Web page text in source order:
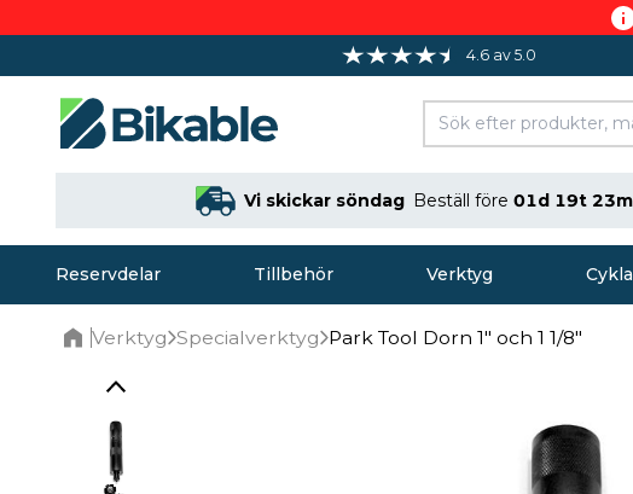
4.6 av 5.0
Vi skickar söndag Beställ före 01d 19t
Reservdelar Tillbehör Verktyg
Verktyg Specialverktyg Park Tool Dorn 1" och 1 1/8"